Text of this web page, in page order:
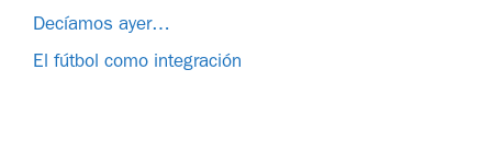
Decíamos ayer…
El fútbol como integración